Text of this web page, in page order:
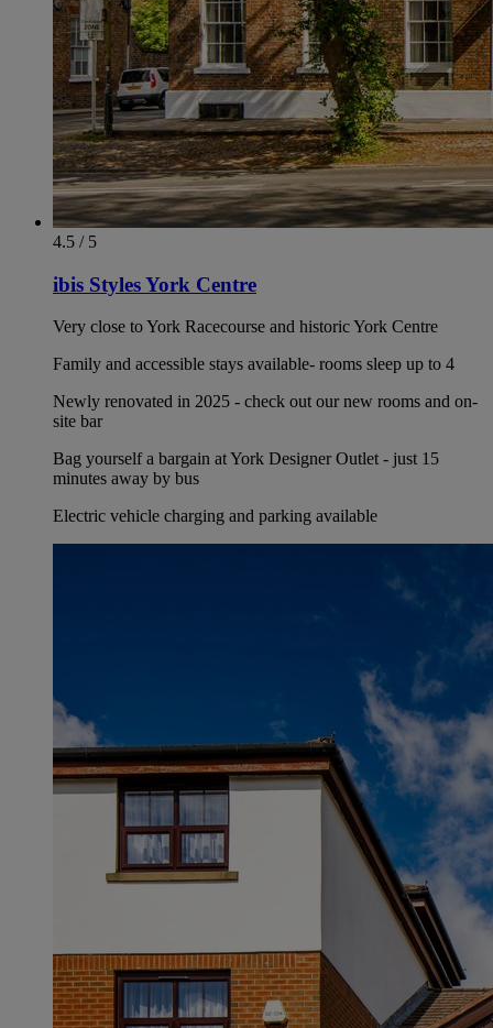
4.5 / 5
ibis Styles York Centre
Very close to York Racecourse and historic York Centre
Family and accessible stays available- rooms sleep up to 4
Newly renovated in 2025 - check out our new rooms and on-
site bar
Bag yourself a bargain at York Designer Outlet - just 15
minutes away by bus
Electric vehicle charging and parking available